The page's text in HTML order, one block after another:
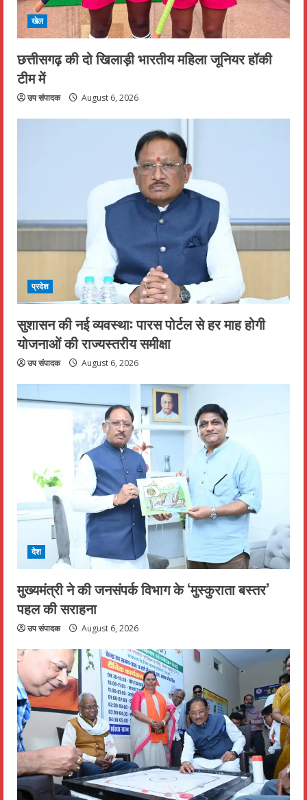
खेल
छत्तीसगढ़ की दो खिलाड़ी भारतीय महिला जूनियर हॉकी
टीम में
उप संपादक August 6, 2026
प्रदेश
सुशासन की नई व्यवस्था: पारस पोर्टल से हर माह होगी
योजनाओं की राज्यस्तरीय समीक्षा
उप संपादक August 6, 2026
देश
मुख्यमंत्री ने की जनसंपर्क विभाग के ‘मुस्कुराता बस्तर’
पहल की सराहना
उप संपादक August 6, 2026